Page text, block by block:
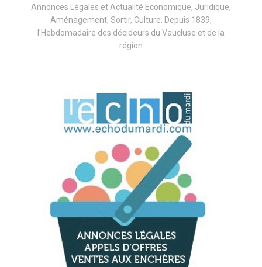
Annonces Légales et Actualité Economique, Juridique,
Aménagement, Sortir, Culture. Depuis 1839,
l'Hebdomadaire des décideurs du Vaucluse et de la
région